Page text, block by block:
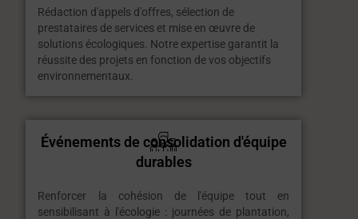
Rédaction d'appels d'offres, sélection de
prestataires de services et mise en œuvre de
solutions écologiques. Notre expertise garantit la
réussite des projets en fonction de vos objectifs
environnementaux.
Événements de consolidation d'équipe
durables
Renforcer la cohésion de l'équipe tout en
sensibilisant à l'écologie : journées de plantation,